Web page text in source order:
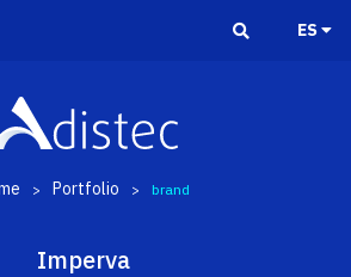
ES
> Portfolio > brand
Imperva